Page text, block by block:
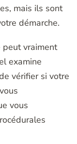
mais ils sont
démarche.
peut vraiment
examine
vérifier si votre
vous